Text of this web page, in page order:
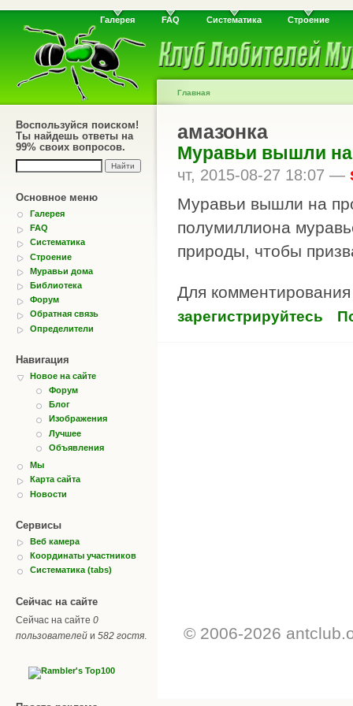
Галерея FAQ Систематика Строение
Воспользуйся поиском!
Ты найдешь ответы на
99% своих вопросов.
Основное меню
Галерея
FAQ
Систематика
Строение
Муравьи дома
Библиотека
Форум
Обратная связь
Определители
Навигация
Новое на сайте
Форум
Блог
Изображения
Лучшее
Объявления
Мы
Карта сайта
Новости
Сервисы
Веб камера
Координаты участников
Систематика (tabs)
Сейчас на сайте
Сейчас на сайте 0
пользователей и 582 гостя
Главная
амазонка
Муравьи вышли на
чт, 2015-08-27 18:07 —
Муравьи вышли на
полумиллиона
природы, чтобы
Для
зарегистрируйтесь
© 2006-2026